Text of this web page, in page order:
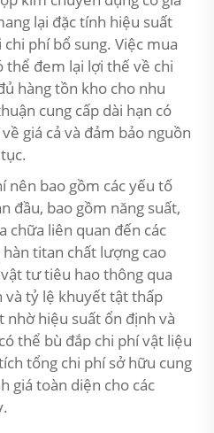
lại đặc tính hiệu suất
phí bổ sung. Việc mua
thể đem lại lợi thế về chi
hàng tồn kho cho nhu
cung cấp dài hạn có
giá cả và đảm bảo nguồn
nên bao gồm các yếu tố
đầu, bao gồm năng suất,
chữa liên quan đến các
titan chất lượng cao
tư tiêu hao thông qua
và tỷ lệ khuyết tật thấp
nhờ hiệu suất ổn định và
thể bù đắp chi phí vật liệu
tổng chi phí sở hữu cung
giá toàn diện cho các